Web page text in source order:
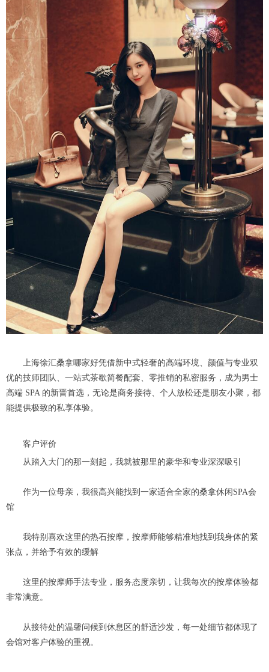
上海徐汇桑拿哪家好凭借新中式轻奢的高端环境、颜值与专业双
优的技师团队、一站式茶歇简餐配套、零推销的私密服务，成为男士
高端 SPA 的新晋首选，无论是商务接待、个人放松还是朋友小聚，都
能提供极致的私享体验。
客户评价
从踏入大门的那一刻起，我就被那里的豪华和专业深深吸引
作为一位母亲，我很高兴能找到一家适合全家的桑拿休闲SPA会
馆
我特别喜欢这里的热石按摩，按摩师能够精准地找到我身体的紧
张点，并给予有效的缓解
这里的按摩师手法专业，服务态度亲切，让我每次的按摩体验都
非常满意。
从接待处的温馨问候到休息区的舒适沙发，每一处细节都体现了
会馆对客户体验的重视。